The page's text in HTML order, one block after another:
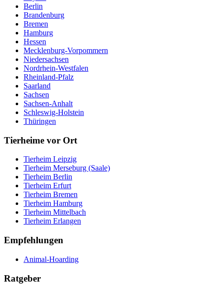
Berlin
Brandenburg
Bremen
Hamburg
Hessen
Mecklenburg-Vorpommern
Niedersachsen
Nordrhein-Westfalen
Rheinland-Pfalz
Saarland
Sachsen
Sachsen-Anhalt
Schleswig-Holstein
Thüringen
Tierheime vor Ort
Tierheim Leipzig
Tierheim Merseburg (Saale)
Tierheim Berlin
Tierheim Erfurt
Tierheim Bremen
Tierheim Hamburg
Tierheim Mittelbach
Tierheim Erlangen
Empfehlungen
Animal-Hoarding
Ratgeber